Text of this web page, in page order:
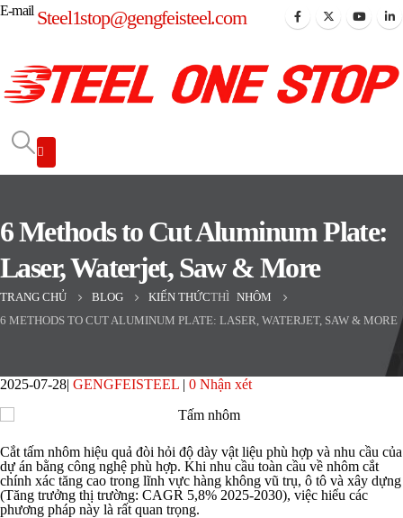
E-mail Steel1stop@gengfeisteel.com
6 Methods to Cut Aluminum Plate:
Laser, Waterjet, Saw & More
TRANG CHỦ BLOG KIẾN THỨCTHÌ NHÔM
6 METHODS TO CUT ALUMINUM PLATE: LASER, WATERJET, SAW & MORE
2025-07-28 GENGFEISTEEL 0 Nhận xét
Cắt tấm nhôm hiệu quả đòi hỏi độ dày vật liệu phù hợp và nhu cầu của
dự án bằng công nghệ phù hợp. Khi nhu cầu toàn cầu về nhôm cắt
chính xác tăng cao trong lĩnh vực hàng không vũ trụ, ô tô và xây dựng
(Tăng trưởng thị trường: CAGR 5,8% 2025-2030), việc hiểu các
phương pháp này là rất quan trọng.